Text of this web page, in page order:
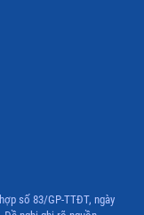
số 83/GP-TTĐT, ngày